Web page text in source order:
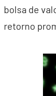
bolsa de
retorno